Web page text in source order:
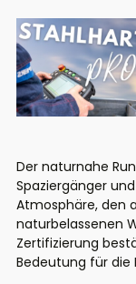
Der naturnahe
Spaziergänger
Atmosphäre, den
naturbelassenen
Zertifizierung
Bedeutung für die